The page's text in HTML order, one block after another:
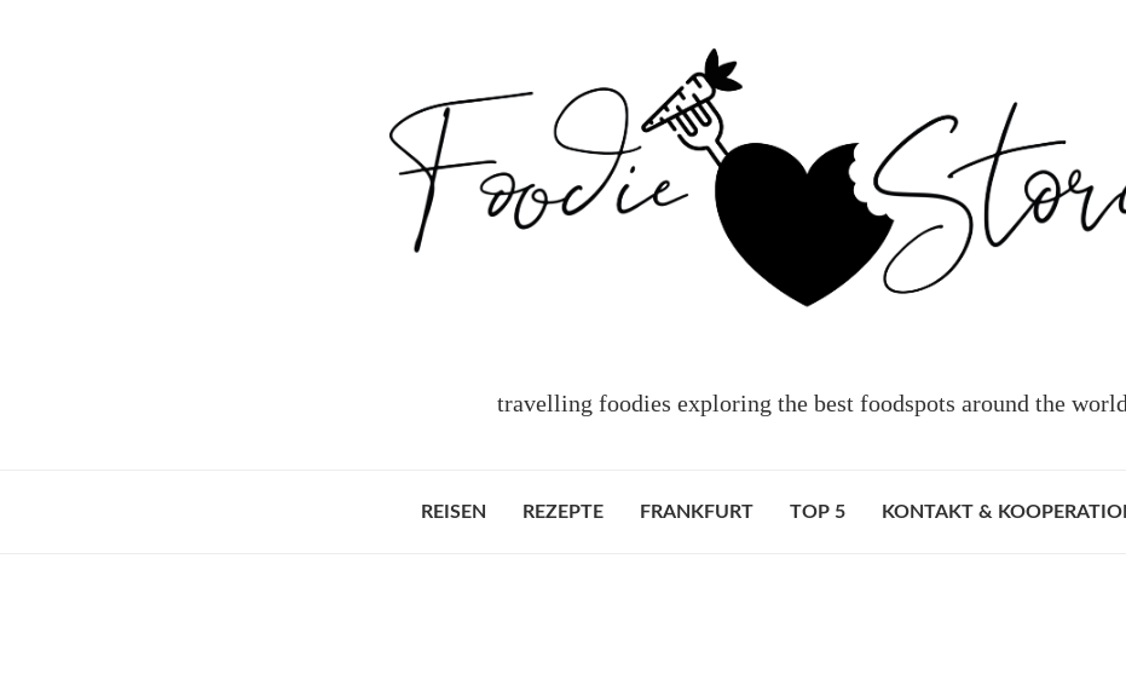
travelling foodies exploring the best foodspots around the world
REISEN REZEPTE FRANKFURT TOP 5 KONTAKT &